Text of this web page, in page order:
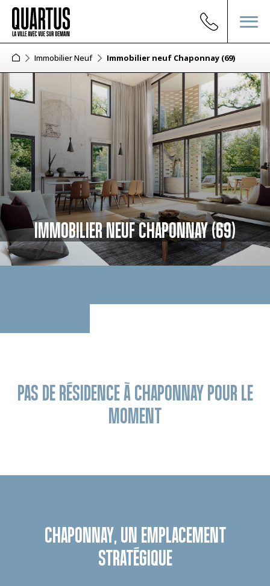
Immobilier Neuf Immobilier neuf Chaponnay (69)
IMMOBILIER NEUF CHAPONNAY (69)
PAS DE RÉSIDENCE À CHAPONNAY POUR LE
MOMENT
CHAPONNAY, UN EMPLACEMENT
STRATÉGIQUE